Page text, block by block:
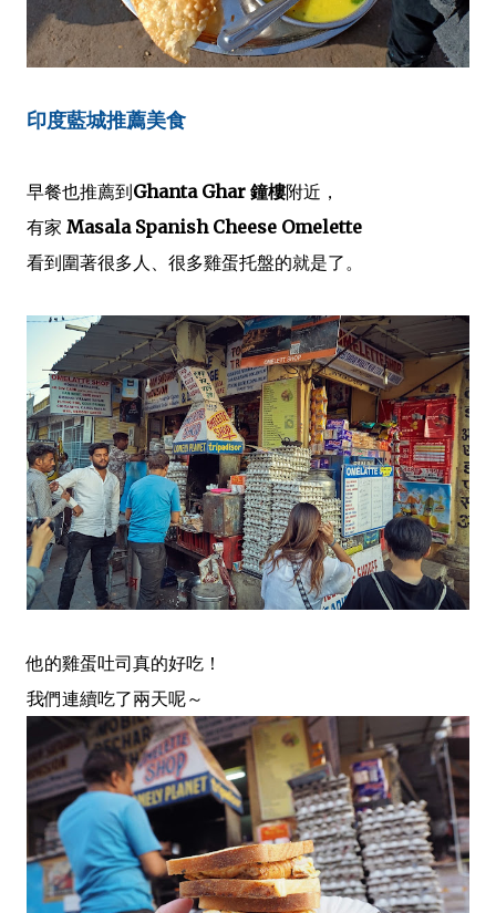
印度藍城推薦美食
早餐也推薦到Ghanta Ghar 鐘樓附近，
有家 Masala Spanish Cheese Omelette
看到圍著很多人、很多雞蛋托盤的就是了。
他的雞蛋吐司真的好吃！
我們連續吃了兩天呢～